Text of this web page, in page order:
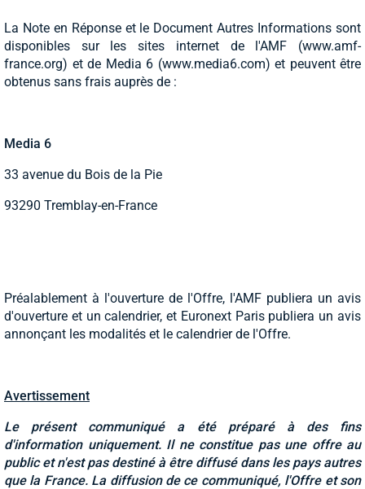
La Note en Réponse et le Document Autres Informations sont
disponibles sur les sites internet de l'AMF (www.amf-
france.org) et de Media 6 (www.media6.com) et peuvent être
obtenus sans frais auprès de :
Media 6
33 avenue du Bois de la Pie
93290 Tremblay-en-France
Préalablement à l'ouverture de l'Offre, l'AMF publiera un avis
d'ouverture et un calendrier, et Euronext Paris publiera un avis
annonçant les modalités et le calendrier de l'Offre.
Avertissement
Le présent communiqué a été préparé à des fins
d'information uniquement. Il ne constitue pas une offre au
public et n'est pas destiné à être diffusé dans les pays autres
que la France. La diffusion de ce communiqué, l'Offre et son